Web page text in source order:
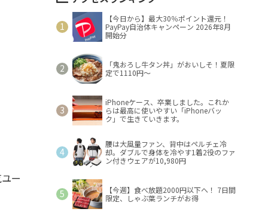
ー
【今日から】最大30％ポイント還元！
PayPay自治体キャンペーン 2026年8月
開始分
「鬼おろし牛タン丼」がおいしそ！夏限
定で1110円～
iPhoneケース、卒業しました。これか
らは最高に使いやすい「iPhoneバッ
ク」で生きていきます。
腰は大風量ファン、背中はペルチェ冷
却。ダブルで身体を冷やす1着2役のファ
ン付きウェアが10,980円
【今週】食べ放題2000円以下へ！ 7日間
限定、しゃぶ葉ランチがお得